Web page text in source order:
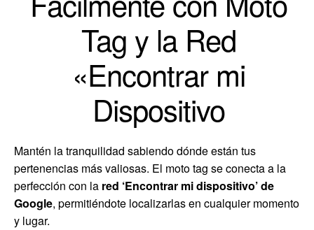
Tag y la Red
«Encontrar mi
Dispositivo
Mantén la tranquilidad sabiendo dónde están tus
pertenencias más valiosas. El moto tag se conecta a la
perfección con la red ‘Encontrar mi dispositivo’ de
Google, permitiéndote localizarlas en cualquier momento
y lugar.